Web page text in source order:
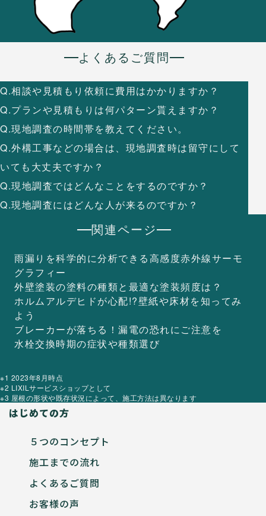
よくあるご質問
Q.相談や見積もり依頼に費用はかかりますか？
Q.プランや見積もりは何パターン貰えますか？
Q.現地調査の時間帯を教えてください。
Q.外構工事などの場合は、現地調査時は留守にして
いても大丈夫ですか？
Q.現地調査ではどんなことをするのですか？
Q.現地調査にはどんな人が来るのですか？
関連ページ
雨漏りを科学的に分析できる高感度赤外線サーモ
グラフィー
外壁塗装の塗料の種類と 最適な塗装頻度は？
ホルムアルデヒドが心配!?壁紙や床材を知ってみ
よう
ブレーカーが落ちる！ 漏電の恐れにご注意を
水栓交換時期の症状や種類選び
※1 2023年8月時点
※2 LIXILサービスショップとして
※3 屋根の形状や既存状況によって、施工方法は異なります
はじめての方
５つのコンセプト
施工までの流れ
よくあるご質問
お客様の声